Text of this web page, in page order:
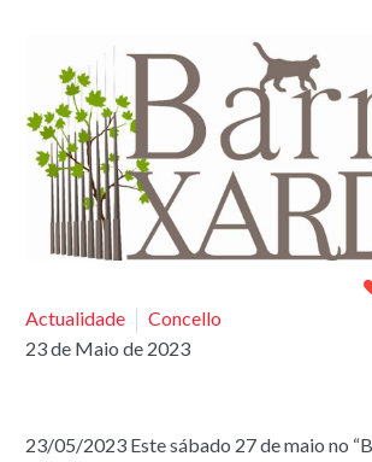
Actualidade
Concello
23 de Maio de 2023
23/05/2023 Este sábado 27 de maio no